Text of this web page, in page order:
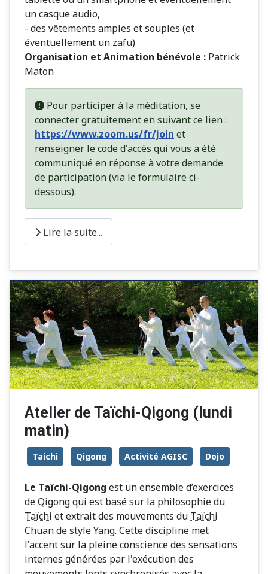
un casque audio,
- des vêtements amples et souples (et
éventuellement un zafu)
Organisation et Animation bénévole : Patrick
Maton
Pour participer à la méditation, se
connecter gratuitement en suivant ce lien :
https://www.zoom.us/fr/join et
renseigner le code d'accès qui vous a été
communiqué en réponse à votre demande
de participation (via le formulaire ci-
dessous).
Lire la suite...
Atelier de Taïchi-Qigong (lundi
matin)
Taichi Qigong Activité AGISC Dojo
Le Taïchi-Qigong est un ensemble d’exercices
de Qigong qui est basé sur la philosophie du
Taïchi et extrait des mouvements du Taïchi
Chuan de style Yang. Cette discipline met
l'accent sur la pleine conscience des sensations
internes générées par l'exécution des